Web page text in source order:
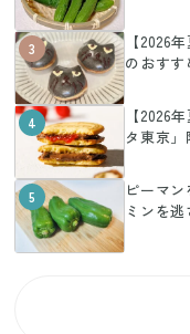
3
【2026
のおすす
4
【2026
タ東京
5
ピーマ
ミンを